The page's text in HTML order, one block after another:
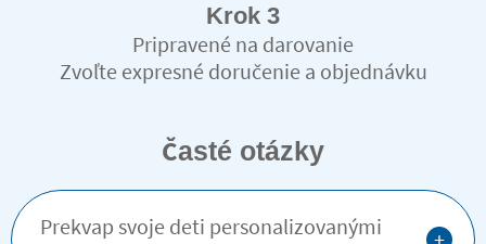
Krok 3
Pripravené na darovanie
Zvoľte expresné doručenie a objednávku
Časté otázky
Prekvap svoje deti personalizovanými